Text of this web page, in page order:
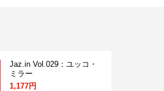
Jaz.in Vol.029：ユッコ・
ミラー
1,177円